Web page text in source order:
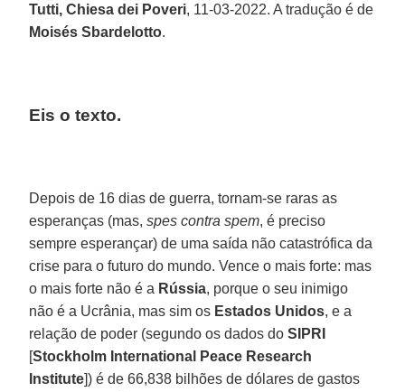
Tutti, Chiesa dei Poveri, 11-03-2022. A tradução é de
Moisés Sbardelotto.
Eis o texto.
Depois de 16 dias de guerra, tornam-se raras as
esperanças (mas,spes contra spem, é preciso
sempre esperançar) de uma saída não catastrófica da
crise para o futuro do mundo. Vence o mais forte: mas
o mais forte não é a Rússia, porque o seu inimigo
não é a Ucrânia, mas sim os Estados Unidos, e a
relação de poder (segundo os dados doSIPRI
[Stockholm International Peace Research
Institute]) é de 66,838 bilhões de dólares de gastos